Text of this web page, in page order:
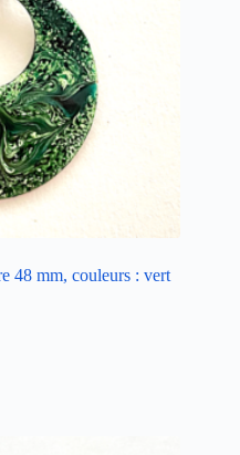
48 mm, couleurs : vert